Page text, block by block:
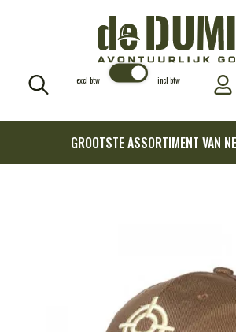
excl btw incl btw
GROOTSTE ASSORTIMENT VAN